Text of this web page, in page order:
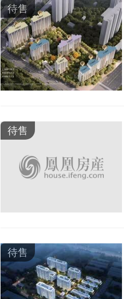
待售
待售
待售